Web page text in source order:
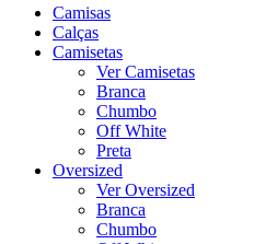
Camisas
Calças
Camisetas
Ver Camisetas
Branca
Chumbo
Off White
Preta
Oversized
Ver Oversized
Branca
Chumbo